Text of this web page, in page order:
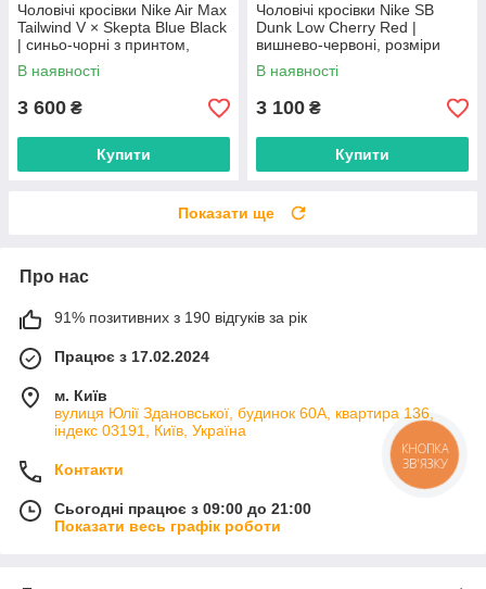
Чоловічі кросівки Nike Air Max
Tailwind V × Skepta Blue Black
| синьо-чорні з принтом,
розміри 41–45
В наявності
3 600 ₴
Купити
Чоловічі кросівки Nike SB
Dunk Low Cherry Red |
вишнево-червоні, розміри
40–45
В наявності
3 100 ₴
Купити
Показати ще
Про нас
91% позитивних з 190 відгуків за рік
Працює з 17.02.2024
м. Київ
вулиця Юлії Здановської, будинок 60А, квартира 136,
індекс 03191, Київ, Україна
Контакти
Сьогодні працює з 09:00 до 21:00
Показати весь графік роботи
КНОПКА
ЗВ'ЯЗКУ